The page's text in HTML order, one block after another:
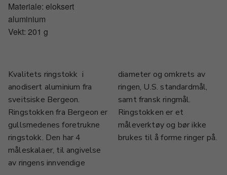
Materiale: eloksert
aluminium
Vekt: 201 g
Kvalitets ringstokk i
anodisert aluminium fra
sveitsiske Bergeon.
Ringstokken fra Bergeon er
gullsmedenes foretrukne
ringstokk. Den har 4
måleskalaer, til angivelse
av ringens innvendige
diameter og omkrets av
ringen, U.S. standardmål,
samt fransk ringmål.
Ringstokken er et
måleverktøy og bør ikke
brukes til å forme ringer på.